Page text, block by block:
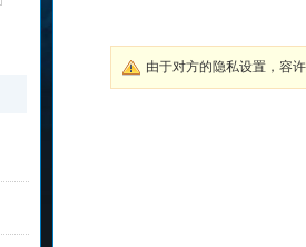
由于对方的隐私设置，容